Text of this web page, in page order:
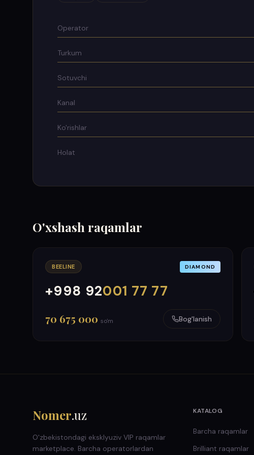
Operator
Turkum
Sotuvchi
Kanal
Ko'rishlar
Holat
O'xshash raqamlar
BEELINE DIAMOND
+998 92001 77 77
000
999
70 675 000 so'm Bog'lanish
Nomer.uz
O'zbekistondagi eksklyuziv VIP raqamlar
marketplace. Barcha operatorlardan
KATALOG
Barcha raqamlar
Brilliant raqamlar